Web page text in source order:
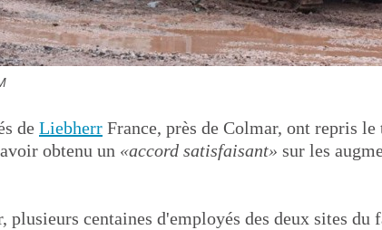
de Liebherr France, près de Colmar, ont repris
obtenu un «accord satisfaisant» sur les
plusieurs centaines d'employés des deux sites du